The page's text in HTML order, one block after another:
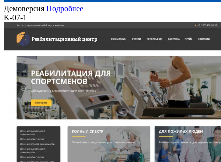
Демоверсия Подробнее
K-07-1